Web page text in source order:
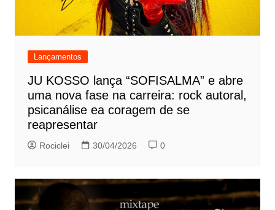
Lançamentos
JU KOSSO lança “SOFISALMA” e abre
uma nova fase na carreira: rock autoral,
psicanálise ea coragem de se
reapresentar
Rociclei 30/04/2026 0